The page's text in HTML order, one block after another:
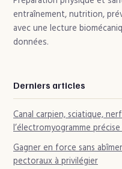
entraînement, nutrition,
avec une lecture
données.
Derniers articles
Canal carpien, sciatique,
l’électromyogramme
Gagner en force sans
pectoraux à privilégier